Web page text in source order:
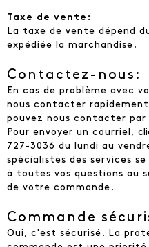
Taxe de vente:
La taxe de vente dépend
expédiée la marchandise.
Contactez-nous:
En cas de problème avec
nous contacter
pouvez nous contacter
Pour envoyer un courriel,
727-3036 du lundi au
spécialistes des services
à toutes vos questions au
de votre commande.
Commande
Oui, c'est sécurisé. La